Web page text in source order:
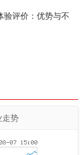
评价：优势与不
走势